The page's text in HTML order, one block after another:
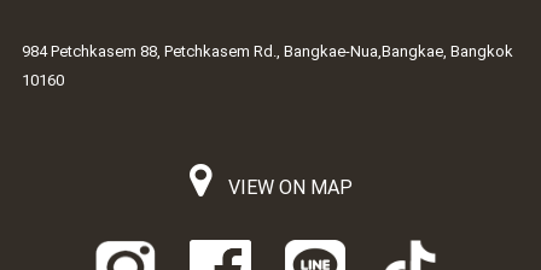
984 Petchkasem 88, Petchkasem Rd., Bangkae-Nua,Bangkae, Bangkok
10160
VIEW ON MAP